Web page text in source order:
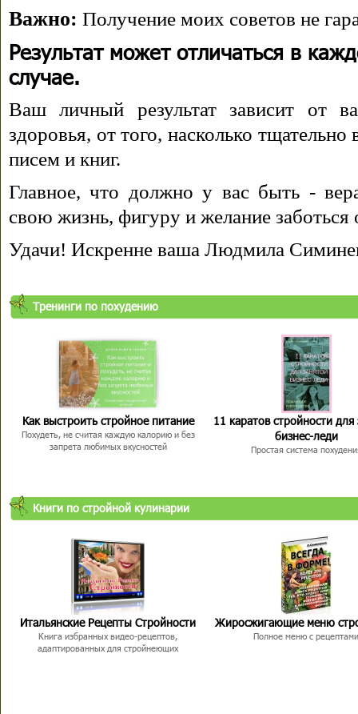
Важно: Получение моих советов не
Результат может отличаться в
случае.
Ваш личный результат зависит от
здоровья, от того, насколько
писем и книг.
Главное, что должно у вас быть -
свою жизнь, фигуру и желание заботься
Удачи! Искренне ваша Людмила
Тренинги по похудению
Как выстроить стройное питание
Похудеть, не считая каждую калорию и без
запрета любимых вкусностей
11 каратов стройности для
бизнес-леди
Простая система
Книги по стройной кулинарии
Итальянские Рецепты Стройности
Книга избранных видео-рецептов,
адаптированных для стройнеющих
Жиросжигающие меню
Полное меню с рецептами